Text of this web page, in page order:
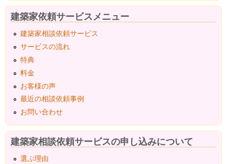
建築家依頼サービスメニュー
建築家相談依頼サービス
サービスの流れ
特典
料金
お客様の声
最近の相談依頼事例
お問い合わせ
建築家相談依頼サービスの申し込みについて
選ぶ理由